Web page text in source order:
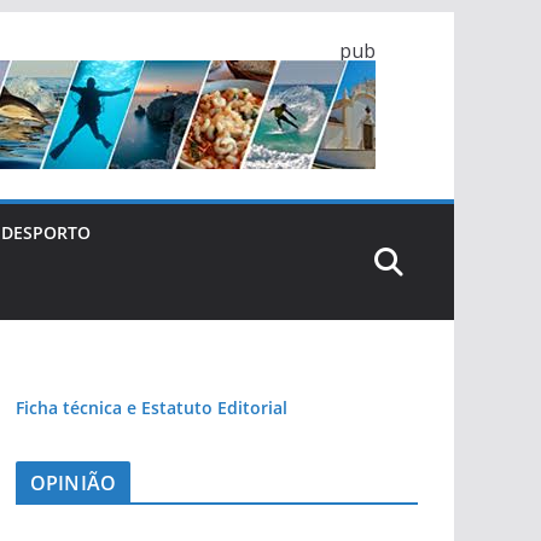
pub
DESPORTO
Ficha técnica e Estatuto Editorial
OPINIÃO